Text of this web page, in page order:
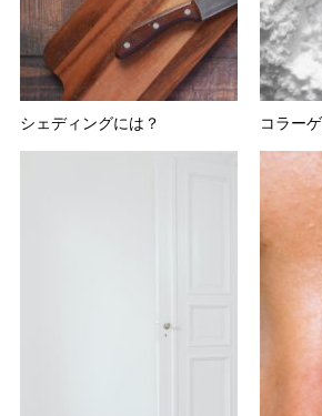
シェディングには？ コラー